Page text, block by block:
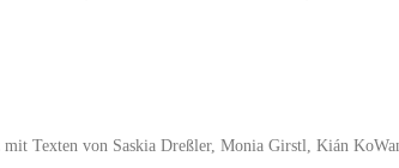
Texten von Saskia Dreßler, Monia Girstl, Kián